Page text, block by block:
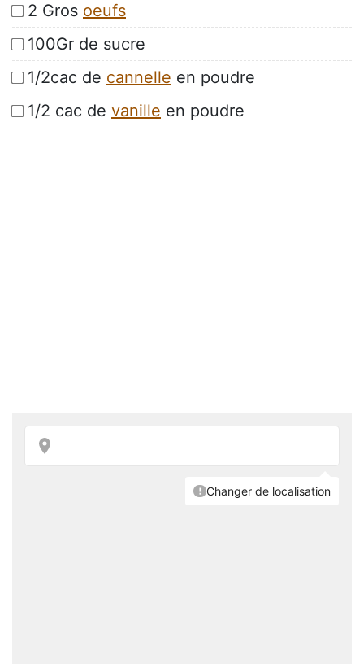
2 Gros oeufs
100Gr de sucre
1/2cac de cannelle en poudre
1/2 cac de vanille en poudre